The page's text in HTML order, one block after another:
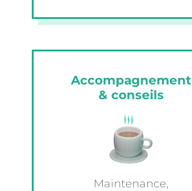
Accompagnement
& conseils
Maintenance,